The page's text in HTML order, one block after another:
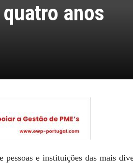
anos
e instituições das mais